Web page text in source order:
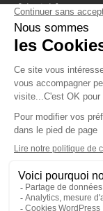
fiducial.fr
lyoncapitale.fr
olympique-et-
L'application
Les cookies
Gestion des